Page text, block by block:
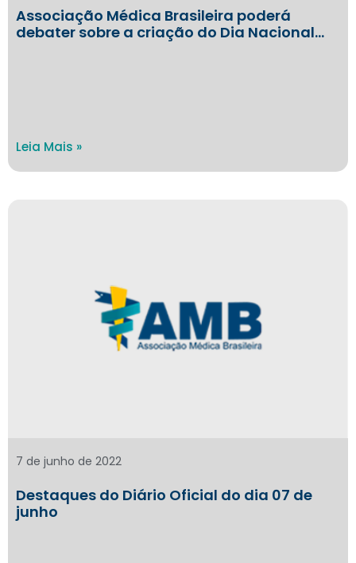
Associação Médica Brasileira poderá
debater sobre a criação do Dia Nacional…
Leia Mais »
Destaques do Diário Oficial do dia 07 de
junho
7 de junho de 2022